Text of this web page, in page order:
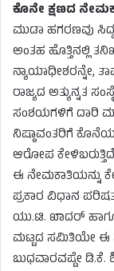
ಕೊನೇ ಕ್ಷಣದ
ಮುಡಾ ಹಗರಣವು
ಅಂತಹ ಹೊತ್ತಿನಲ್ಲಿ
ನ್ಯಾಯಾಧೀಶರನ್ನೇ,
ರಾಜ್ಯದ ಅತ್ಯುನ್ನತ
ಸಂಶಯಗಳಿಗೆ ದಾರಿ
ನಿಷ್ಠಾವಂತರಿಗೆ
ಆರೋಪ
ಈ ನೇಮಕಾತಿಯನ್ನು
ಪ್ರಕಾರ ವಿಧಾನ
ಯು.ಟಿ. ಖಾದರ್
ಮಟ್ಟದ ಸಮಿತಿಯೇ ಈ
ಬುಧವಾರವಷ್ಟೇ